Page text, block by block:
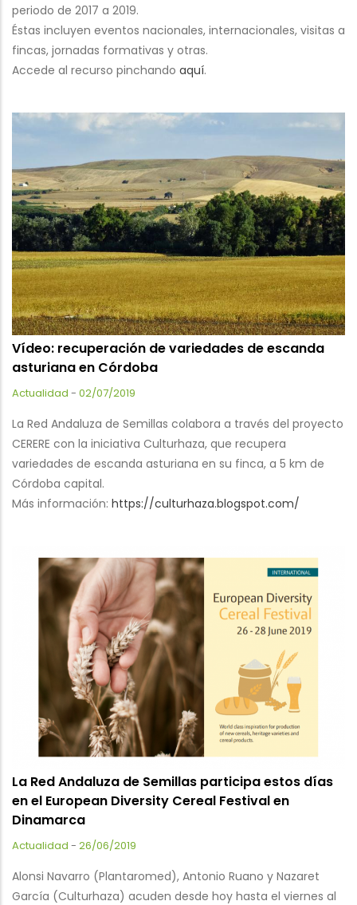
periodo de 2017 a 2019.
Éstas incluyen eventos nacionales, internacionales, visitas a
fincas, jornadas formativas y otras.
Accede al recurso pinchando aquí.
Vídeo: recuperación de variedades de escanda
asturiana en Córdoba
Actualidad - 02/07/2019
La Red Andaluza de Semillas colabora a través del proyecto
CERERE con la iniciativa Culturhaza, que recupera
variedades de escanda asturiana en su finca, a 5 km de
Córdoba capital.
Más información: https://culturhaza.blogspot.com/
La Red Andaluza de Semillas participa estos días
en el European Diversity Cereal Festival en
Dinamarca
Actualidad - 26/06/2019
Alonsi Navarro (Plantaromed), Antonio Ruano y Nazaret
García (Culturhaza) acuden desde hoy hasta el viernes al